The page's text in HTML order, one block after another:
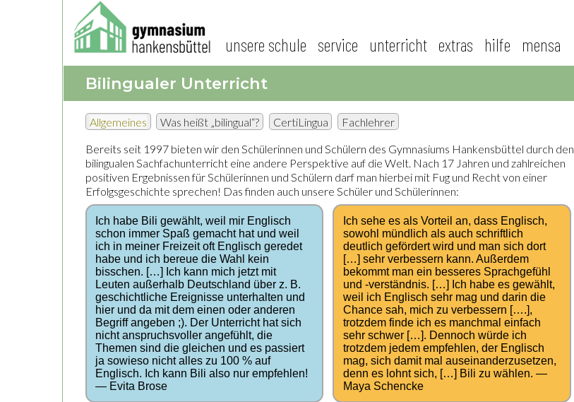
unsere schule service unterricht extras hilfe mensa
Bilingualer Unterricht
Allgemeines Was heißt „bilingual“? CertiLingua Fachlehrer
Bereits seit 1997 bieten wir den Schülerinnen und Schülern des Gymnasiums Hankensbüttel durch den
bilingualen Sachfachunterricht eine andere Perspektive auf die Welt. Nach 17 Jahren und zahlreichen
positiven Ergebnissen für Schülerinnen und Schülern darf man hierbei mit Fug und Recht von einer
Erfolgsgeschichte sprechen! Das finden auch unsere Schüler und Schülerinnen:
Ich habe Bili gewählt, weil mir Englisch
schon immer Spaß gemacht hat und weil
ich in meiner Freizeit oft Englisch geredet
habe und ich bereue die Wahl kein
bisschen. […] Ich kann mich jetzt mit
Leuten außerhalb Deutschland über z. B.
geschichtliche Ereignisse unterhalten und
hier und da mit dem einen oder anderen
Begriff angeben ;). Der Unterricht hat sich
nicht anspruchsvoller angefühlt, die
Themen sind die gleichen und es passiert
ja sowieso nicht alles zu 100 % auf
Englisch. Ich kann Bili also nur empfehlen!
— Evita Brose
Ich sehe es als Vorteil an, dass Englisch,
sowohl mündlich als auch schriftlich
deutlich gefördert wird und man sich dort
[…] sehr verbessern kann. Außerdem
bekommt man ein besseres Sprachgefühl
und -verständnis. […] Ich habe es gewählt,
weil ich Englisch sehr mag und darin die
Chance sah, mich zu verbessern [….],
trotzdem finde ich es manchmal einfach
sehr schwer […]. Dennoch würde ich
trotzdem jedem empfehlen, der Englisch
mag, sich damit mal auseinanderzusetzen,
denn es lohnt sich, […] Bili zu wählen. —
Maya Schencke